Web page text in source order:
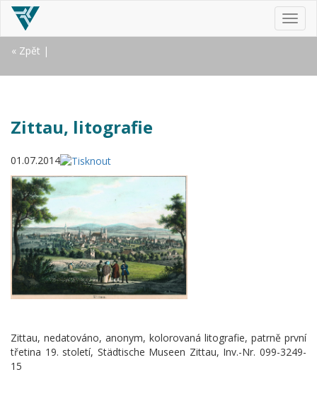
« Zpět |
Zittau, litografie
01.07.2014
Zittau, nedatováno, anonym, kolorovaná litografie, patrně první
třetina 19. století, Städtische Museen Zittau, Inv.-Nr. 099-3249-
15